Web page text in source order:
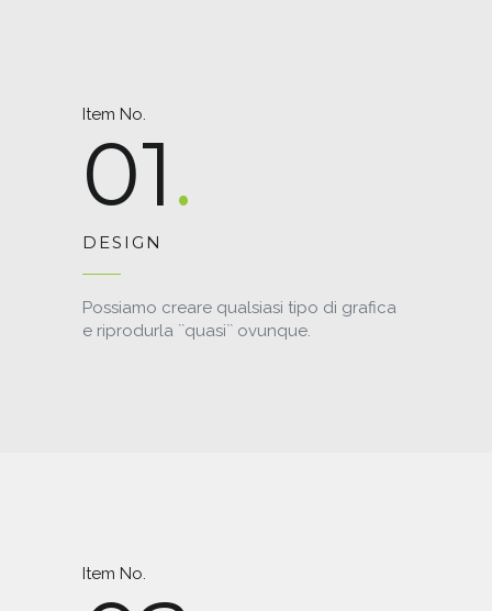
Item No.
01
DESIGN
Possiamo creare qualsiasi tipo di grafica
e riprodurla ``quasi`` ovunque.
Item No.